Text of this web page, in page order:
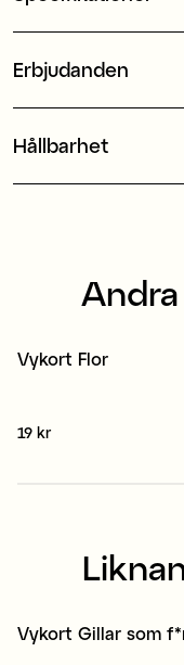
Erbjudanden
Hållbarhet
3 för 2
Vykort Flor
Pris:
19 kr
3 för 2
Vykort Gillar som